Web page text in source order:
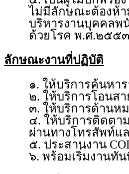
ไม่มีลักษณะต้องห้า
บริหารงานบุคคลพ
ด้วยโรค พ.ศ.๒๕๕๓
ลักษณะงานที่ปฏิบัติ
๑. ให้บริการค้นหา
๒. ให้บริการโอนส
๓. ให้บริการด้านห
๔. ให้บริการติดตา
ผ่านทางโทรสัพท์แ
๕. ประสานงาน
๖. พร้อมเริ่มงานทั